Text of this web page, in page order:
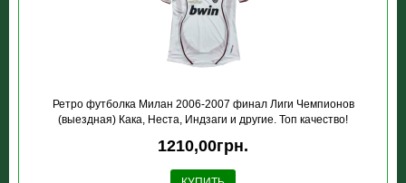
Ретро футболка Милан 2006-2007 финал Лиги Чемпионов
(выездная) Кака, Неста, Индзаги и другие. Топ качество!
1210,00грн.